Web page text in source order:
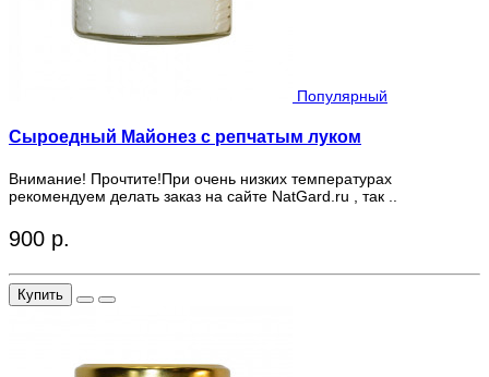
Популярный
Сыроедный Майонез с репчатым луком
Внимание! Прочтите!При очень низких температурах
рекомендуем делать заказ на сайте NatGard.ru , так ..
900 р.
Купить